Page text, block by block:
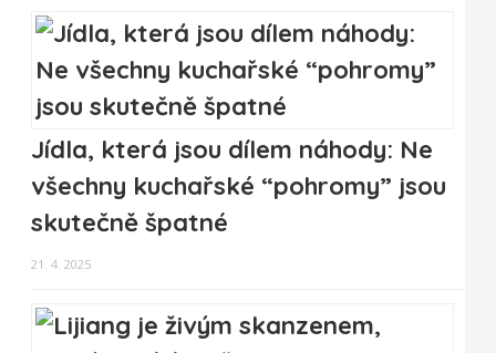
Jídla, která jsou dílem náhody: Ne
všechny kuchařské “pohromy” jsou
skutečně špatné
21. 4. 2025